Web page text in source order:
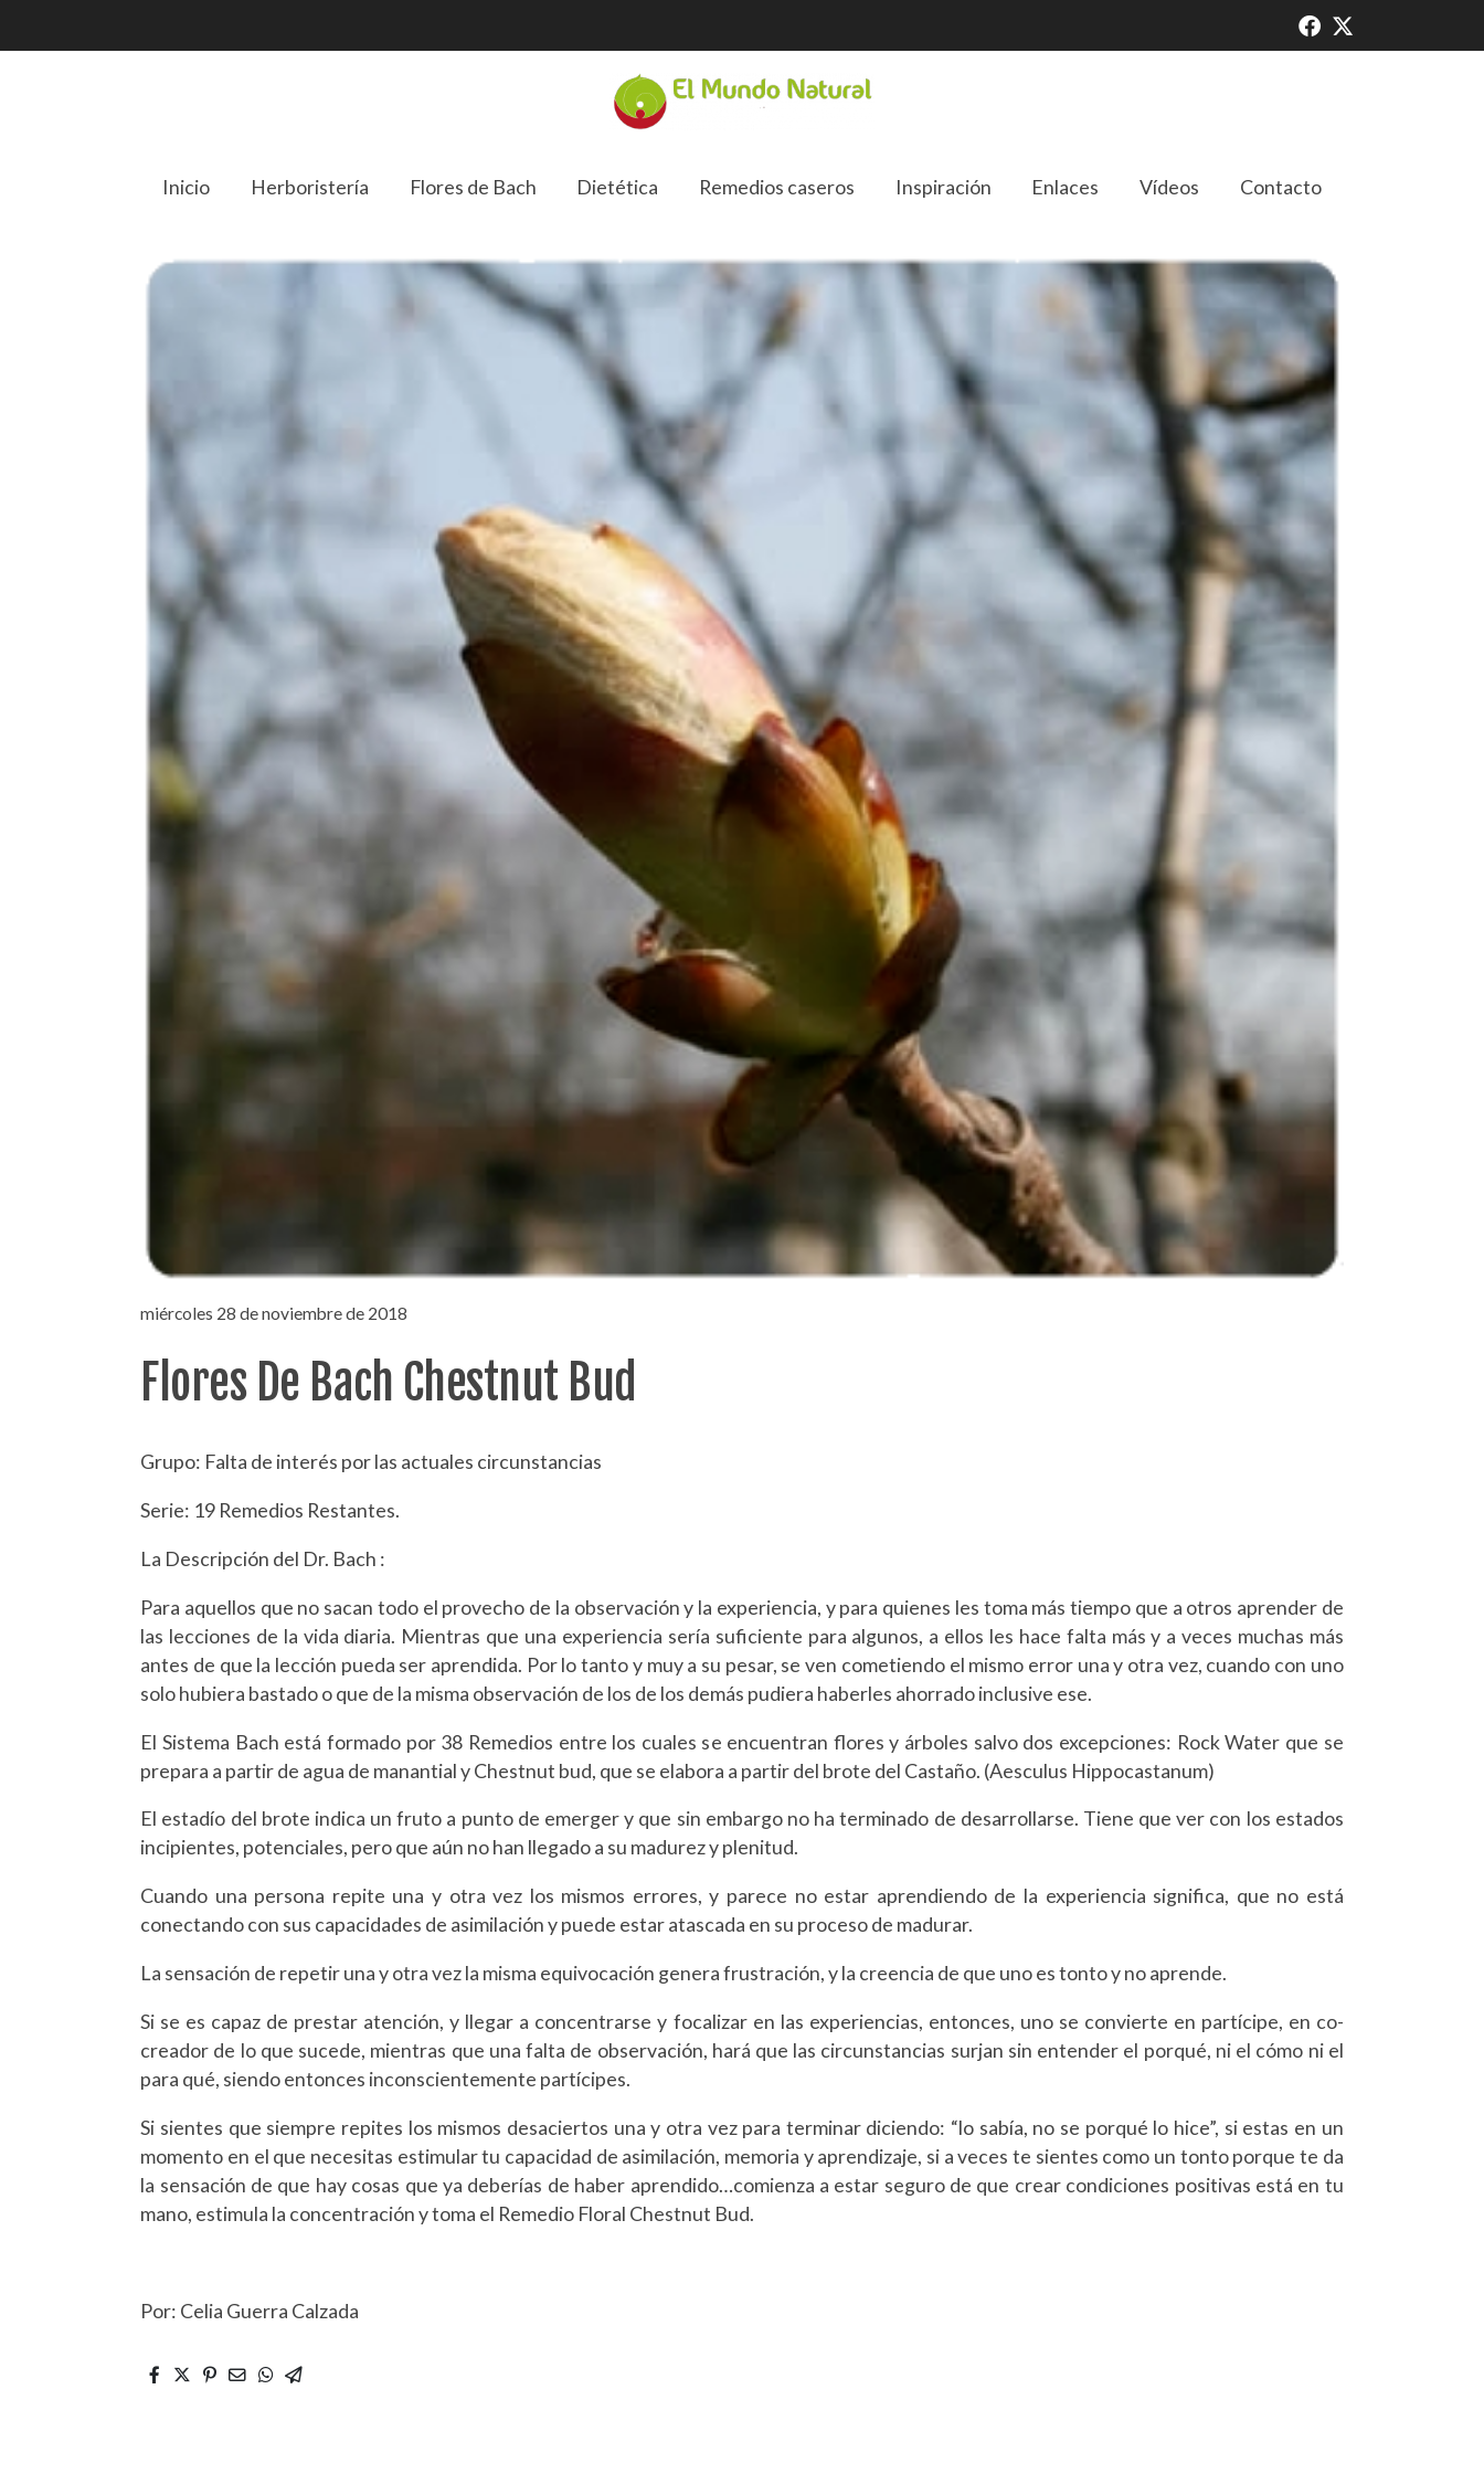
Inicio Herboristería Flores de Bach Dietética Remedios caseros Inspiración Enlaces Vídeos Contacto
miércoles 28 de noviembre de 2018
Flores De Bach Chestnut Bud
Grupo: Falta de interés por las actuales circunstancias
Serie: 19 Remedios Restantes.
La Descripción del Dr. Bach :
Para aquellos que no sacan todo el provecho de la observación y la experiencia, y para quienes les toma más tiempo que a otros aprender de
las lecciones de la vida diaria. Mientras que una experiencia sería suficiente para algunos, a ellos les hace falta más y a veces muchas más
antes de que la lección pueda ser aprendida. Por lo tanto y muy a su pesar, se ven cometiendo el mismo error una y otra vez, cuando con uno
solo hubiera bastado o que de la misma observación de los de los demás pudiera haberles ahorrado inclusive ese.
El Sistema Bach está formado por 38 Remedios entre los cuales se encuentran flores y árboles salvo dos excepciones: Rock Water que se
prepara a partir de agua de manantial y Chestnut bud, que se elabora a partir del brote del Castaño. (Aesculus Hippocastanum)
El estadío del brote indica un fruto a punto de emerger y que sin embargo no ha terminado de desarrollarse. Tiene que ver con los estados
incipientes, potenciales, pero que aún no han llegado a su madurez y plenitud.
Cuando una persona repite una y otra vez los mismos errores, y parece no estar aprendiendo de la experiencia significa, que no está
conectando con sus capacidades de asimilación y puede estar atascada en su proceso de madurar.
La sensación de repetir una y otra vez la misma equivocación genera frustración, y la creencia de que uno es tonto y no aprende.
Si se es capaz de prestar atención, y llegar a concentrarse y focalizar en las experiencias, entonces, uno se convierte en partícipe, en co-
creador de lo que sucede, mientras que una falta de observación, hará que las circunstancias surjan sin entender el porqué, ni el cómo ni el
para qué, siendo entonces inconscientemente partícipes.
Si sientes que siempre repites los mismos desaciertos una y otra vez para terminar diciendo: “lo sabía, no se porqué lo hice”, si estas en un
momento en el que necesitas estimular tu capacidad de asimilación, memoria y aprendizaje, si a veces te sientes como un tonto porque te da
la sensación de que hay cosas que ya deberías de haber aprendido…comienza a estar seguro de que crear condiciones positivas está en tu
mano, estimula la concentración y toma el Remedio Floral Chestnut Bud.
Por: Celia Guerra Calzada